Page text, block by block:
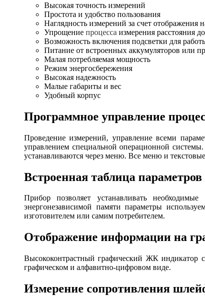
Высокая точность измерений
Простота и удобство пользования
Наглядность измерений за счет отображения
Упрощение процесса измерения расстояния
Возможность включения подсветки для
Питание от встроенных аккумуляторов или
Малая потребляемая мощность
Режим энергосбережения
Высокая надежность
Малые габариты и вес
Удобный корпус
Программное управление
Проведение измерений, управление всеми
управлением специальной операционной
устанавливаются через меню. Все меню и
Встроенная таблица параметров
Прибор позволяет устанавливать
энергонезависимой памяти параметры
изготовителем или самим потребителем.
Отображение информации на
Высококонтрастный графический ЖК индикатор
графическом и алфавитно-цифровом виде.
Измерение сопротивления